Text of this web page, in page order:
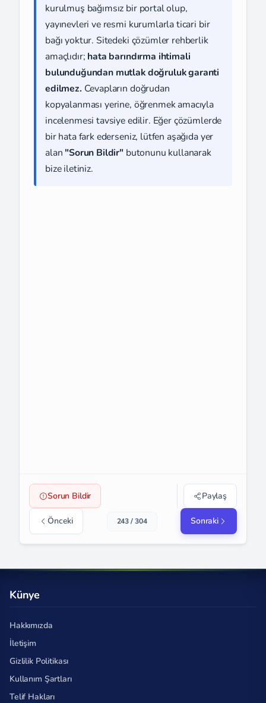
kurulmuş bağımsız bir portal olup,
yayınevleri ve resmi kurumlarla ticari bir
bağı yoktur. Sitedeki çözümler rehberlik
amaçlıdır; hata barındırma ihtimali
bulunduğundan mutlak doğruluk garanti
edilmez. Cevapların doğrudan
kopyalanması yerine, öğrenmek amacıyla
incelenmesi tavsiye edilir. Eğer çözümlerde
bir hata fark ederseniz, lütfen aşağıda yer
alan "Sorun Bildir" butonunu kullanarak
bize iletiniz.
Sorun Bildir Paylaş
Önceki 243 / 304 Sonraki
Künye
Hakkımızda
İletişim
Gizlilik Politikası
Kullanım Şartları
Telif Hakları